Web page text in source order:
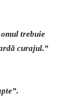
trebuie
curajul.”